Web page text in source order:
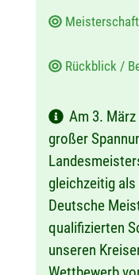
Meisterschaft
Rückblick /
Am 3.
großer
gleichzeitig
Deutsche
qualifizierten
unseren